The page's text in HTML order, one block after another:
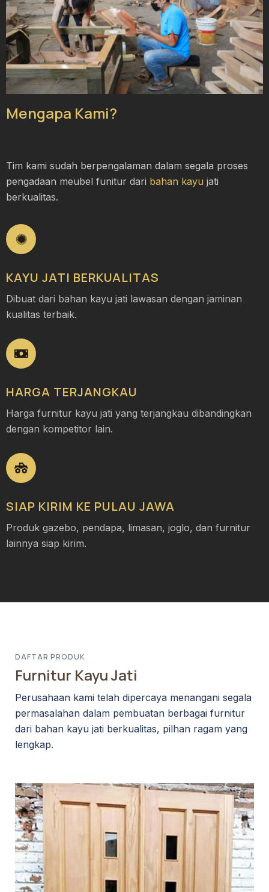
Mengapa Kami?
Tim kami sudah berpengalaman dalam segala proses
pengadaan meubel funitur dari bahan kayu jati
berkualitas.
KAYU JATI BERKUALITAS
Dibuat dari bahan kayu jati lawasan dengan jaminan
kualitas terbaik.
HARGA TERJANGKAU
Harga furnitur kayu jati yang terjangkau dibandingkan
dengan kompetitor lain.
SIAP KIRIM KE PULAU JAWA
Produk gazebo, pendapa, limasan, joglo, dan furnitur
lainnya siap kirim.
DAFTAR PRODUK
Furnitur Kayu Jati
Perusahaan kami telah dipercaya menangani segala
permasalahan dalam pembuatan berbagai furnitur
dari bahan kayu jati berkualitas, pilhan ragam yang
lengkap.